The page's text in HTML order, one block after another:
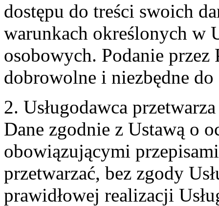
dostępu do treści swoich
warunkach określonych w
osobowych. Podanie przez
dobrowolne i niezbędne
2. Usługodawca
Dane zgodnie z Ustawą o
obowiązującymi
przetwarzać, bez zgody
prawidłowej realizacji